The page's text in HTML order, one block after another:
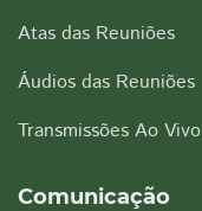
Atas das Reuniões
Áudios das Reuniões
Transmissões Ao Vivo
Comunicação